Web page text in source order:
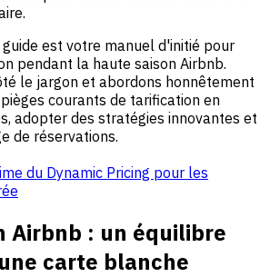
guide est votre manuel d'initié pour
pendant la haute saison Airbnb.
le jargon et abordons honnêtement
courants de tarification en
adopter des stratégies innovantes et
de réservations.
du Dynamic Pricing pour les
Airbnb : un équilibre
carte blanche